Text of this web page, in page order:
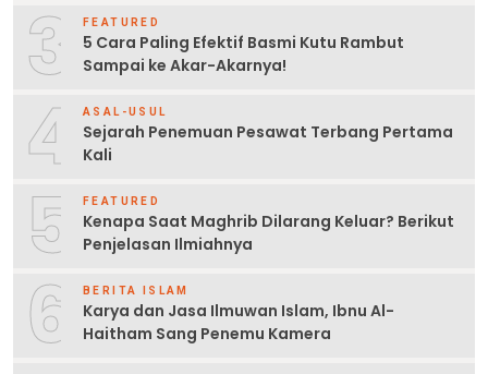
3 FEATURED
5 Cara Paling Efektif Basmi Kutu Rambut
Sampai ke Akar-Akarnya!
4 ASAL-USUL
Sejarah Penemuan Pesawat Terbang Pertama
Kali
5 FEATURED
Kenapa Saat Maghrib Dilarang Keluar? Berikut
Penjelasan Ilmiahnya
6 BERITA ISLAM
Karya dan Jasa Ilmuwan Islam, Ibnu Al-
Haitham Sang Penemu Kamera